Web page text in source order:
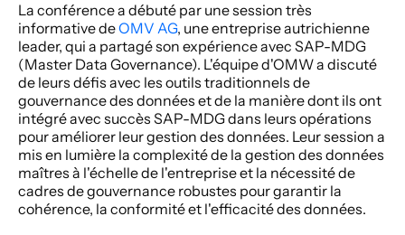
La conférence a débuté par une session très
informative de OMV AG, une entreprise autrichienne
leader, qui a partagé son expérience avec SAP-MDG
(Master Data Governance). L'équipe d'OMW a discuté
de leurs défis avec les outils traditionnels de
gouvernance des données et de la manière dont ils ont
intégré avec succès SAP-MDG dans leurs opérations
pour améliorer leur gestion des données. Leur session a
mis en lumière la complexité de la gestion des données
maîtres à l'échelle de l'entreprise et la nécessité de
cadres de gouvernance robustes pour garantir la
cohérence, la conformité et l'efficacité des données.